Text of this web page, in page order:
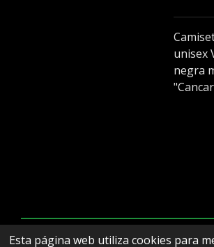
Esta página web utiliza cookies para
unisex
negra